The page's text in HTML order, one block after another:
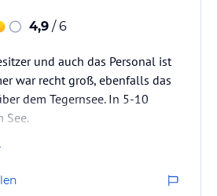
4,9 / 6
und auch das Personal ist
war recht groß, ebenfalls das
dem Tegernsee. In 5-10
See.